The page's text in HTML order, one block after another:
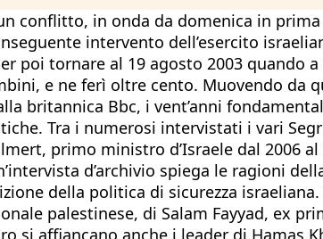
conflitto, in onda da domenica in
intervento dell’esercito
poi tornare al 19 agosto 2003 quando
e ne ferì oltre cento. Muovendo da
britannica Bbc, i vent’anni
Tra i numerosi intervistati i vari
primo ministro d’Israele dal 2006
d’archivio spiega le ragioni
della politica di sicurezza
palestinese, di Salam Fayyad, ex
si affiancano anche i leader di Hamas